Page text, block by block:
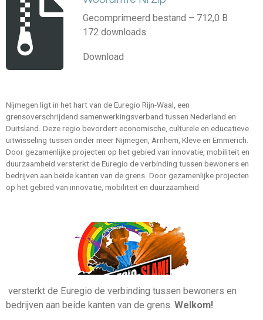
Gecomprimeerd bestand – 712,0 B
172 downloads
Download
Nijmegen ligt in het hart van de Euregio Rijn-Waal, een
grensoverschrijdend samenwerkingsverband tussen Nederland en
Duitsland. Deze regio bevordert economische, culturele en educatieve
uitwisseling tussen onder meer Nijmegen, Arnhem, Kleve en Emmerich.
Door gezamenlijke projecten op het gebied van innovatie, mobiliteit en
duurzaamheid versterkt de Euregio de verbinding tussen bewoners en
bedrijven aan beide kanten van de grens. Door gezamenlijke projecten
op het gebied van innovatie, mobiliteit en duurzaamheid
versterkt de Euregio de verbinding tussen bewoners en
bedrijven aan beide kanten van de grens. Welkom!